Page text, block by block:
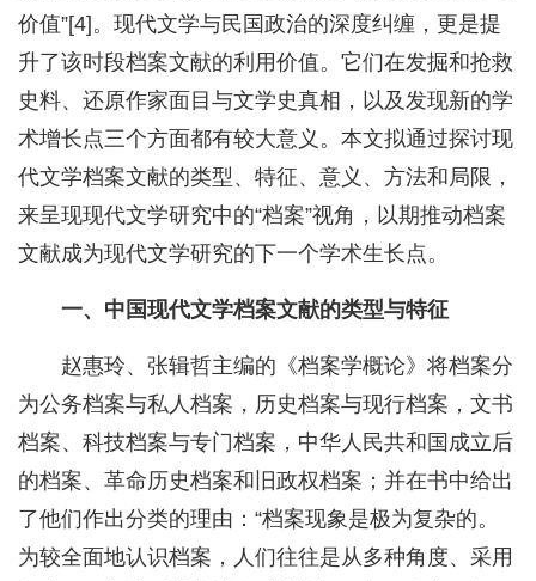
价值”[4]。现代文学与民国政治的深度纠缠，更是提
升了该时段档案文献的利用价值。它们在发掘和抢救
史料、还原作家面目与文学史真相，以及发现新的学
术增长点三个方面都有较大意义。本文拟通过探讨现
代文学档案文献的类型、特征、意义、方法和局限，
来呈现现代文学研究中的“档案”视角，以期推动档案
文献成为现代文学研究的下一个学术生长点。
一、中国现代文学档案文献的类型与特征
赵惠玲、张辑哲主编的《档案学概论》将档案分
为公务档案与私人档案，历史档案与现行档案，文书
档案、科技档案与专门档案，中华人民共和国成立后
的档案、革命历史档案和旧政权档案；并在书中给出
了他们作出分类的理由：“档案现象是极为复杂的。
为较全面地认识档案，人们往往是从多种角度、采用